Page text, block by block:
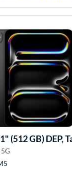
(512 GB) DEP,